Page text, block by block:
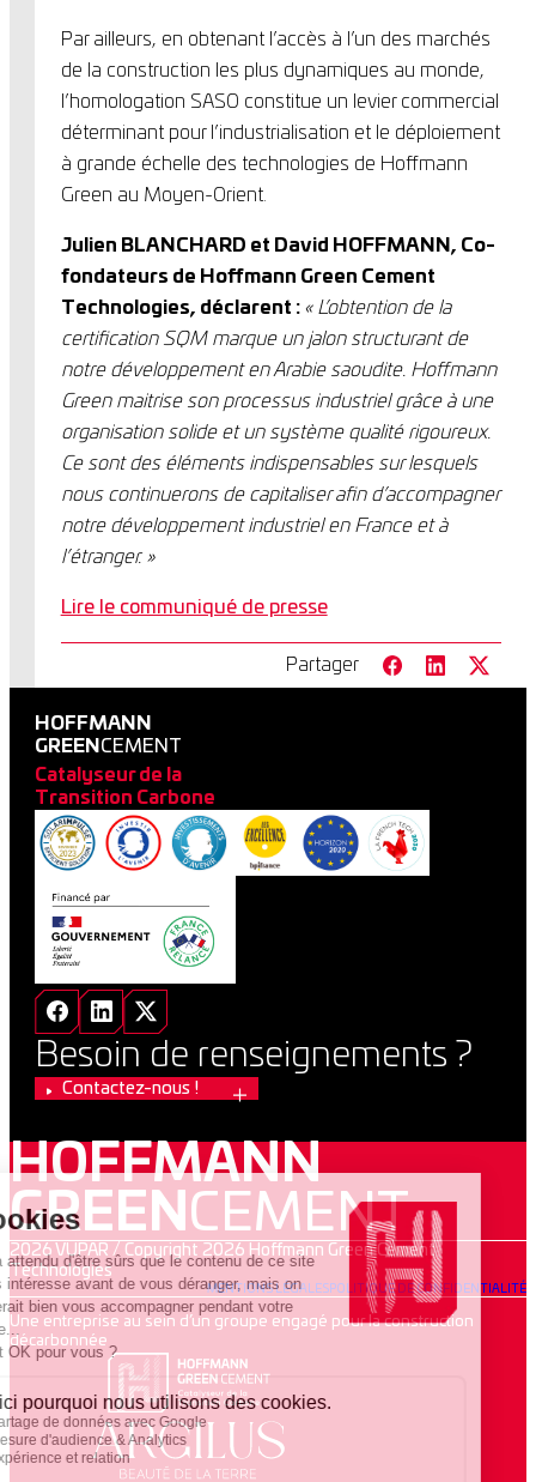
Par ailleurs, en obtenant l’accès à l’un des marchés
de la construction les plus dynamiques au monde,
l’homologation SASO constitue un levier commercial
déterminant pour l’industrialisation et le déploiement
à grande échelle des technologies de Hoffmann
Green au Moyen-Orient.
Julien BLANCHARD et David HOFFMANN, Co-
fondateurs de Hoffmann Green Cement
Technologies, déclarent : « L’obtention de la
certification SQM marque un jalon structurant de
notre développement en Arabie saoudite. Hoffmann
Green maitrise son processus industriel grâce à une
organisation solide et un système qualité rigoureux.
Ce sont des éléments indispensables sur lesquels
nous continuerons de capitaliser afin d’accompagner
notre développement industriel en France et à
l’étranger. »
Lire le communiqué de presse
Partager
HOFFMANN
GREEN CEMENT
Catalyseur de la
Transition Carbone
Besoin de renseignements ?
Contactez-nous !
HOFFMANN
GREEN CEMENT
2026 VUPAR / Copyright 2026 Hoffmann Green Cement
Technologies
MENTIONS LÉGALES POLITIQUE DE CONFIDENTIALITÉ
Une entreprise au sein d’un groupe engagé pour la construction
décarbonnée